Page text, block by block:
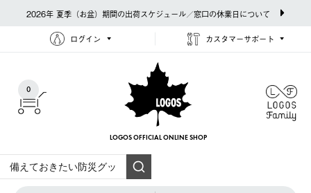
2026年 夏季（お盆）期間の出荷スケジュール／窓口の休業日について
ログイン カスタマーサポート
0
LOGOS OFFICIAL ONLINE SHOP